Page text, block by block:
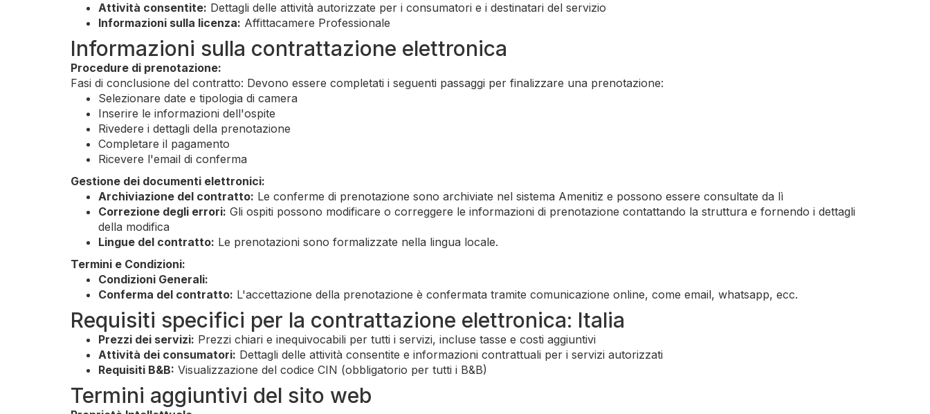
Attività consentite: Dettagli delle attività autorizzate per i consumatori e i destinatari del servizio
Informazioni sulla licenza: Affittacamere Professionale
Informazioni sulla contrattazione elettronica
Procedure di prenotazione:
Fasi di conclusione del contratto: Devono essere completati i seguenti passaggi per finalizzare una prenotazione:
Selezionare date e tipologia di camera
Inserire le informazioni dell'ospite
Rivedere i dettagli della prenotazione
Completare il pagamento
Ricevere l'email di conferma
Gestione dei documenti elettronici:
Archiviazione del contratto: Le conferme di prenotazione sono archiviate nel sistema Amenitiz e possono essere consultate da lì
Correzione degli errori: Gli ospiti possono modificare o correggere le informazioni di prenotazione contattando la struttura e fornendo i dettagli
della modifica
Lingue del contratto: Le prenotazioni sono formalizzate nella lingua locale.
Termini e Condizioni:
Condizioni Generali:
Conferma del contratto: L'accettazione della prenotazione è confermata tramite comunicazione online, come email, whatsapp, ecc.
Requisiti specifici per la contrattazione elettronica: Italia
Prezzi dei servizi: Prezzi chiari e inequivocabili per tutti i servizi, incluse tasse e costi aggiuntivi
Attività dei consumatori: Dettagli delle attività consentite e informazioni contrattuali per i servizi autorizzati
Requisiti B&B: Visualizzazione del codice CIN (obbligatorio per tutti i B&B)
Termini aggiuntivi del sito web